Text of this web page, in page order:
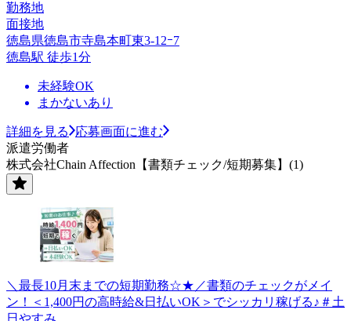
勤務地
面接地
徳島県徳島市寺島本町東3-12ｰ7
徳島駅 徒歩1分
未経験OK
まかないあり
詳細を見る
応募画面に進む
派遣労働者
株式会社Chain Affection【書類チェック/短期募集】(1)
＼最長10月末までの短期勤務☆★／書類のチェックがメイ
ン！＜1,400円の高時給&日払いOK＞でシッカリ稼げる♪＃土
日やすみ